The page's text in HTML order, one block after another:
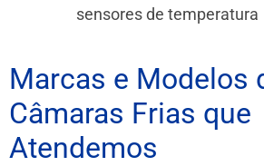
sensores de temperatura
Marcas e Modelos
Câmaras Frias que
Atendemos